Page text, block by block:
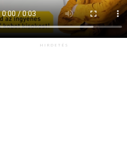
HIRDETÉS